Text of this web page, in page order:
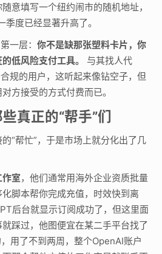
意填写一个纽约闹市的随机地址，
度已经显著升高了。
一层： 你不是缺那张塑料卡片，你
低风险支付工具。
与其找人代
规的用户，这听起来像钻空子，但
方接受的方式付费而已。
真正的“帮手”们
“帮忙”，于是市场上就分化出了几
室，他们通常用海外企业资质批量
脚本帮你完成充值，时效快到离
后台就显示订阅成功了，但这里面
踩过，他图便宜在某二手平台找了
用了不到两周，整个OpenAI账户